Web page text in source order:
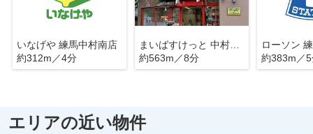
いなげや 練馬中村南店
約312m／4分
まいばすけっと 中村橋駅南店
約563m／8分
約383m／
エリアの近い物件